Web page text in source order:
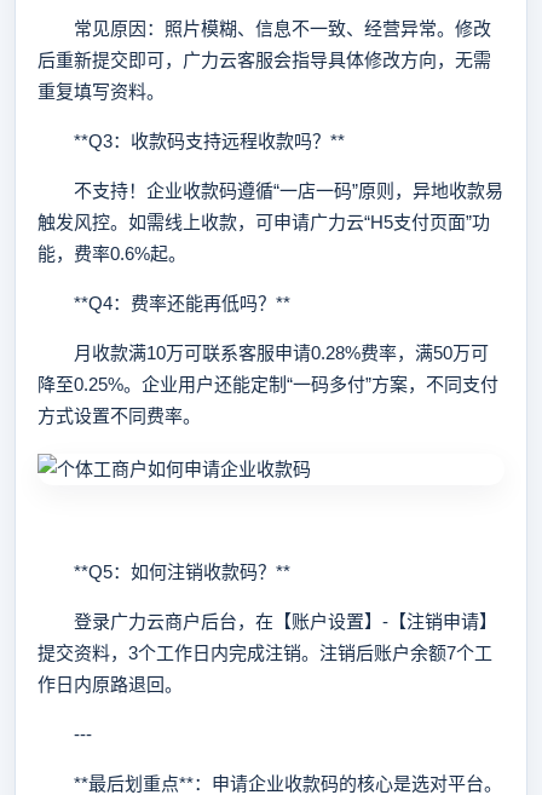
常见原因：照片模糊、信息不一致、经营异常。修改
后重新提交即可，广力云客服会指导具体修改方向，无需
重复填写资料。
**Q3：收款码支持远程收款吗？**
不支持！企业收款码遵循“一店一码”原则，异地收款易
触发风控。如需线上收款，可申请广力云“H5支付页面”功
能，费率0.6%起。
**Q4：费率还能再低吗？**
月收款满10万可联系客服申请0.28%费率，满50万可
降至0.25%。企业用户还能定制“一码多付”方案，不同支付
方式设置不同费率。
**Q5：如何注销收款码？**
登录广力云商户后台，在【账户设置】-【注销申请】
提交资料，3个工作日内完成注销。注销后账户余额7个工
作日内原路退回。
---
**最后划重点**：申请企业收款码的核心是选对平台。